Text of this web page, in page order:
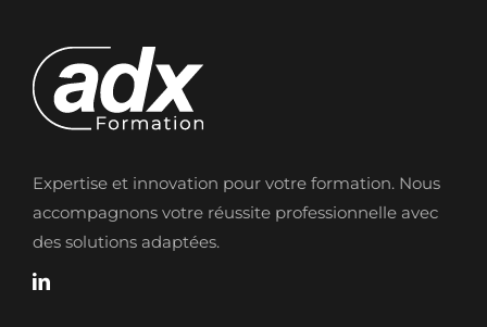
Expertise et innovation pour votre formation. Nous
accompagnons votre réussite professionnelle avec
des solutions adaptées.